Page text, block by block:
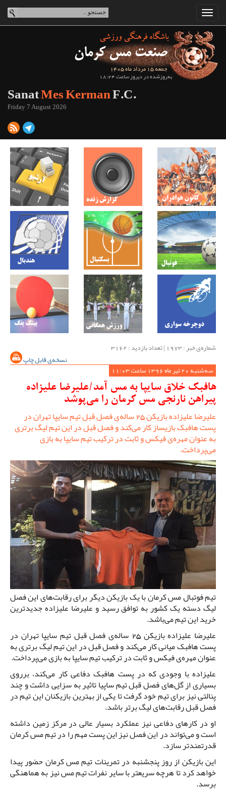
جمعه 15 مرداد ماه 1405
به‌روزشده در دیروز ساعت 18:24
SanatMes KermanF.C.
Friday 7 August 2026
شماره‌ی خبر : ‌1973 | تعداد بازدید : 3162
نسخه‌ی قابل چاپ
سه‌شنبه 20 تیر ماه 1396 ساعت 11:03
هافبک خلاق سایپا به مس آمد/علیرضا علیزاده
پیراهن نارنجی مس کرمان را می‌پوشد
علیرضا علیزاده بازیکن 25 ساله‌ی فصل قبل تیم سایپا تهران در
پست هافبک بازیساز کار می‌کند و فصل قبل در این تیم لیگ برتری
به عنوان مهره‌ی فیکس و ثابت در ترکیب تیم سایپا به بازی
می‌پرداخت.
تیم فوتبال مس کرمان با یک بازیکن دیگر برای رقابت‌های این فصل
لیگ دسته یک کشور به توافق رسید و علیرضا علیزاده جدیدترین
خرید این تیم می‌باشد.
علیرضا علیزاده بازیکن 25 ساله‌ی فصل قبل تیم سایپا تهران در
پست هافبک میانی کار می‌کند و فصل قبل در این تیم لیگ برتری به
عنوان مهره‌ی فیکس و ثابت در ترکیب تیم سایپا به بازی می‌پرداخت.
علیزاده با وجودی که در پست هافبک دفاعی کار می‌کند، برروی
بسیاری از گل‌های فصل قبل تیم ساپیا تاثیر به سزایی داشت و چند
پنالتی نیز برای تیم خود گرفت تا یکی از بهترین بازیکنان این تیم در
فصل قبل رقابت‌های لیگ برتر باشد.
او در کارهای دفاعی نیز عملکرد بسیار عالی در مرکز زمین داشته
است و می‌تواند در این فصل نیز این پست مهم را در تیم مس کرمان
قدرتمند‌تر سازد.
این بازیکن از روز پنجشنبه در تمرینات تیم مس کرمان حضور پیدا
خواهد کرد تا هرچه سریعتر با سایر نفرات تیم مس نیز به هماهنگی
برسد.